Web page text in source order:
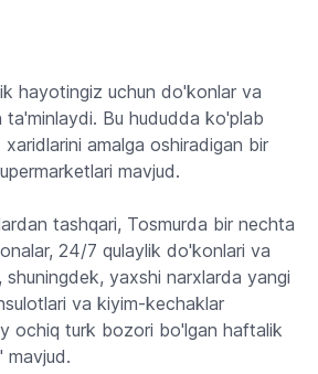
hayotingiz uchun do'konlar va
ta'minlaydi. Bu hududda ko'plab
amalga oshiradigan bir
mavjud.
tashqari, Tosmurda bir nechta
24/7 qulaylik do'konlari va
yaxshi narxlarda yangi
va kiyim-kechaklar
ochiq turk bozori bo'lgan haftalik
mavjud.